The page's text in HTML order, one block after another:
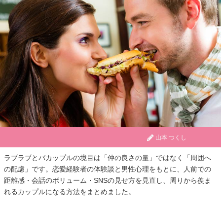
山本 つくし
ラブラブとバカップルの境目は「仲の良さの量」ではなく「周囲へ
の配慮」です。恋愛経験者の体験談と男性心理をもとに、人前での
距離感・会話のボリューム・SNSの見せ方を見直し、周りから羨ま
れるカップルになる方法をまとめました。